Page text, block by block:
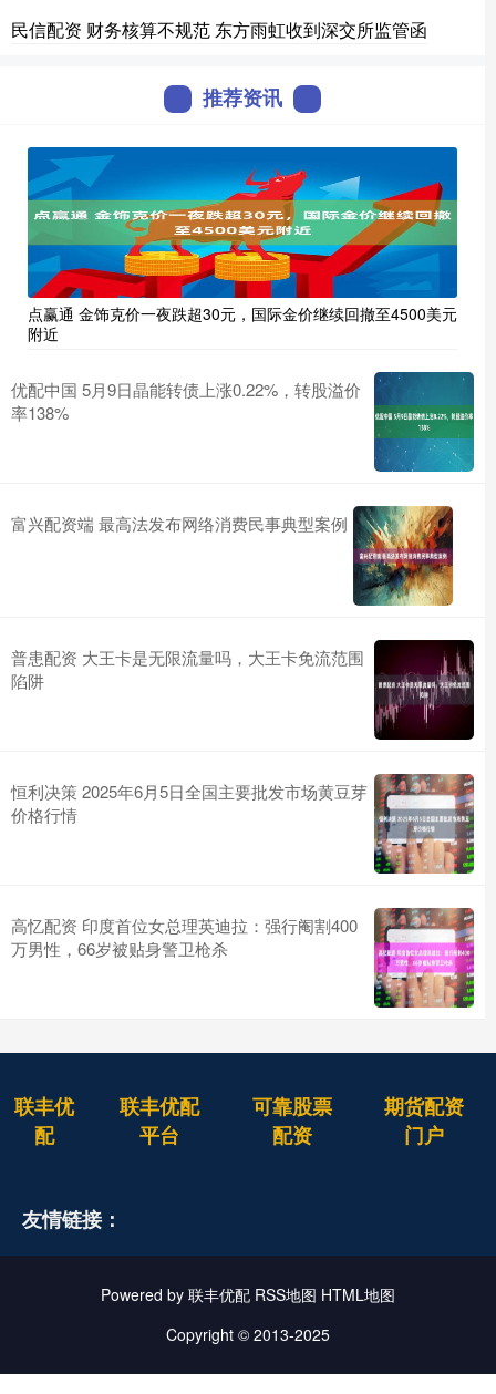
民信配资 财务核算不规范 东方雨虹收到深交所监管函
推荐资讯
点赢通 金饰克价一夜跌超30元，国际金价继续回撤至4500美元
附近
优配中国 5月9日晶能转债上涨0.22%，转股溢价
率138%
富兴配资端 最高法发布网络消费民事典型案例
普患配资 大王卡是无限流量吗，大王卡免流范围
陷阱
恒利决策 2025年6月5日全国主要批发市场黄豆芽
价格行情
高忆配资 印度首位女总理英迪拉：强行阉割400
万男性，66岁被贴身警卫枪杀
联丰优
配
联丰优配
平台
可靠股票
配资
期货配资
门户
友情链接：
Powered by 联丰优配 RSS地图 HTML地图
Copyright © 2013-2025